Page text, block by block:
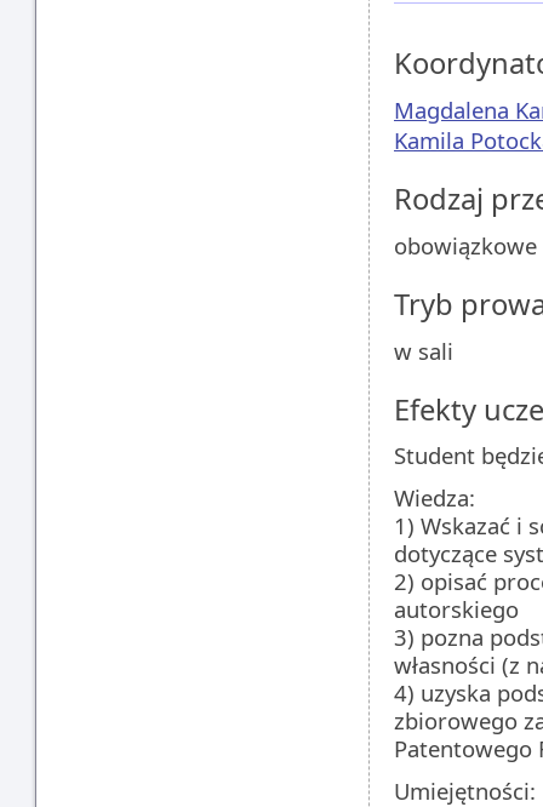
Magdalena
Kamila
Rodzaj
obowiązkowe
Tryb
w sali
Efekty
Student
Wiedza:
1) Wskazać i
dotyczące
2) opisać
autorskiego
3) pozna
własności (z
4) uzyska
zbiorowego
Patentowego
Umiejętności: